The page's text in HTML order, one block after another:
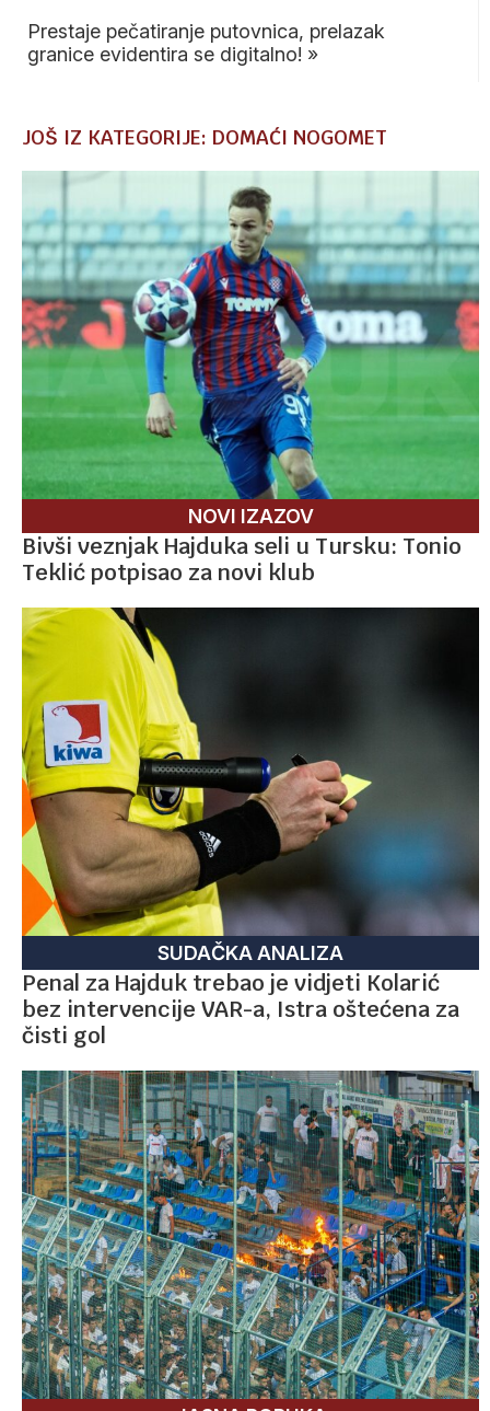
Prestaje pečatiranje putovnica, prelazak
granice evidentira se digitalno! »
JOŠ IZ KATEGORIJE: DOMAĆI NOGOMET
NOVI IZAZOV
Bivši veznjak Hajduka seli u Tursku: Tonio
Teklić potpisao za novi klub
SUDAČKA ANALIZA
Penal za Hajduk trebao je vidjeti Kolarić
bez intervencije VAR-a, Istra oštećena za
čisti gol